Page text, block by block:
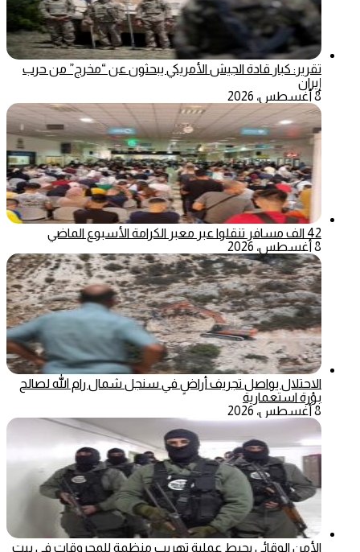
تقرير: كبار قادة الجيش الأمريكي يبحثون عن “مخرج” من حرب
إيران
8 أغسطس، 2026
42 الف مسافر تنقلوا عبر معبر الكرامة الأسبوع الماضي
8 أغسطس، 2026
الاحتلال يواصل تجريف أراضٍ في سنجل شمال رام الله لصالح
بؤرة استعمارية
8 أغسطس، 2026
الأمن الوقائي يحبط عملية تهريب منظمة للمحروقات في بيت